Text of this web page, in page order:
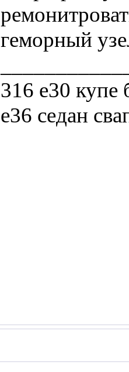
геморный
316 e30 купе
e36 седан